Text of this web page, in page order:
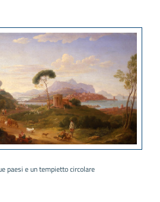
paesi e un tempietto circolare